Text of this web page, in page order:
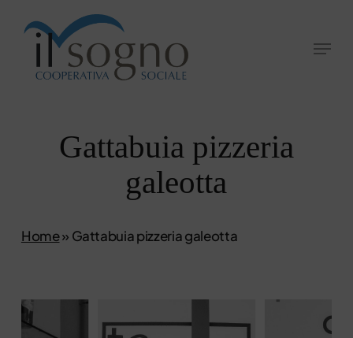
content
Menu
Gattabuia pizzeria
galeotta
Home» Gattabuia pizzeria galeotta
Close